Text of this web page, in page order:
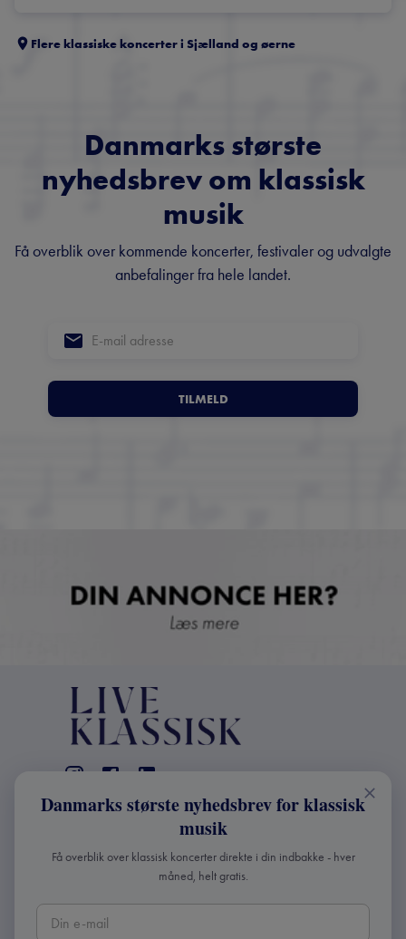
Flere klassiske koncerter i Sjælland og øerne
Danmarks største
nyhedsbrev om klassisk
musik
Få overblik over kommende koncerter, festivaler og udvalgte
anbefalinger fra hele landet.
TILMELD
KONTAKT
info@liveklassisk.dk
Live Klassisk ApS
CVR 41507780
Danmarks største nyhedsbrev for klassisk
musik
Få overblik over klassisk koncerter direkte i din indbakke - hver
måned, helt gratis.